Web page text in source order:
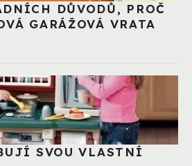
DŮVODŮ, PROČ
GARÁŽOVÁ VRATA
SVOU VLASTNÍ